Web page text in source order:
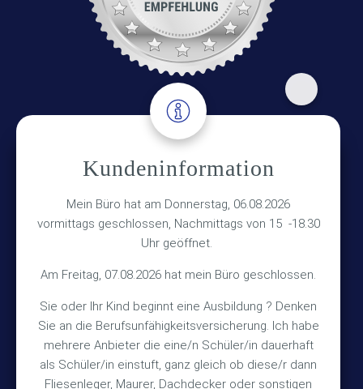
Kundeninformation
Mein Büro hat am Donnerstag, 06.08.2026
vormittags geschlossen, Nachmittags von 15 -18.30
Uhr geöffnet.
Am Freitag, 07.08.2026 hat mein Büro geschlossen.
Sie oder Ihr Kind beginnt eine Ausbildung ? Denken
Sie an die Berufsunfähigkeitsversicherung. Ich habe
mehrere Anbieter die eine/n Schüler/in dauerhaft
als Schüler/in einstuft, ganz gleich ob diese/r dann
Fliesenleger, Maurer, Dachdecker oder sonstigen
Adresse
Hinterkampstr.1a
30890 Barsinghausen
TEL +49 (5105) 1811
FAX +49 (5105) 2720